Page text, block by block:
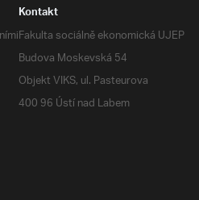
Kontakt
Fakulta sociálně ekonomická UJEP
Budova Moskevská 54
Objekt VIKS, ul. Pasteurova
400 96 Ústí nad Labem